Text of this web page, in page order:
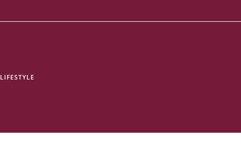
LIFESTYLE